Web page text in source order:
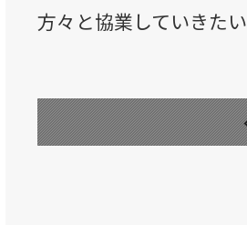
方々と協業していきたい